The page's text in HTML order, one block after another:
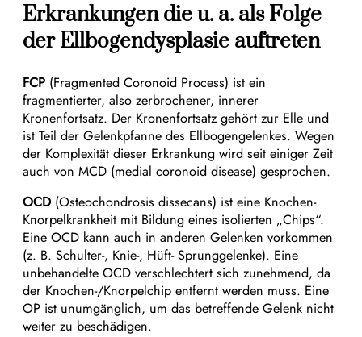
Erkrankungen die u. a. als Folge
der Ellbogendysplasie auftreten
FCP (Fragmented Coronoid Process) ist ein
fragmentierter, also zerbrochener, innerer
Kronenfortsatz. Der Kronenfortsatz gehört zur Elle und
ist Teil der Gelenkpfanne des Ellbogengelenkes. Wegen
der Komplexität dieser Erkrankung wird seit einiger Zeit
auch von MCD (medial coronoid disease) gesprochen.
OCD (Osteochondrosis dissecans) ist eine Knochen-
Knorpelkrankheit mit Bildung eines isolierten „Chips“.
Eine OCD kann auch in anderen Gelenken vorkommen
(z. B. Schulter-, Knie-, Hüft- Sprunggelenke). Eine
unbehandelte OCD verschlechtert sich zunehmend, da
der Knochen-/Knorpelchip entfernt werden muss. Eine
OP ist unumgänglich, um das betreffende Gelenk nicht
weiter zu beschädigen.